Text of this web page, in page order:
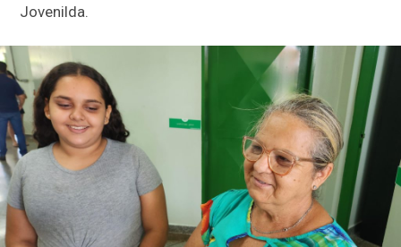
Jovenilda.